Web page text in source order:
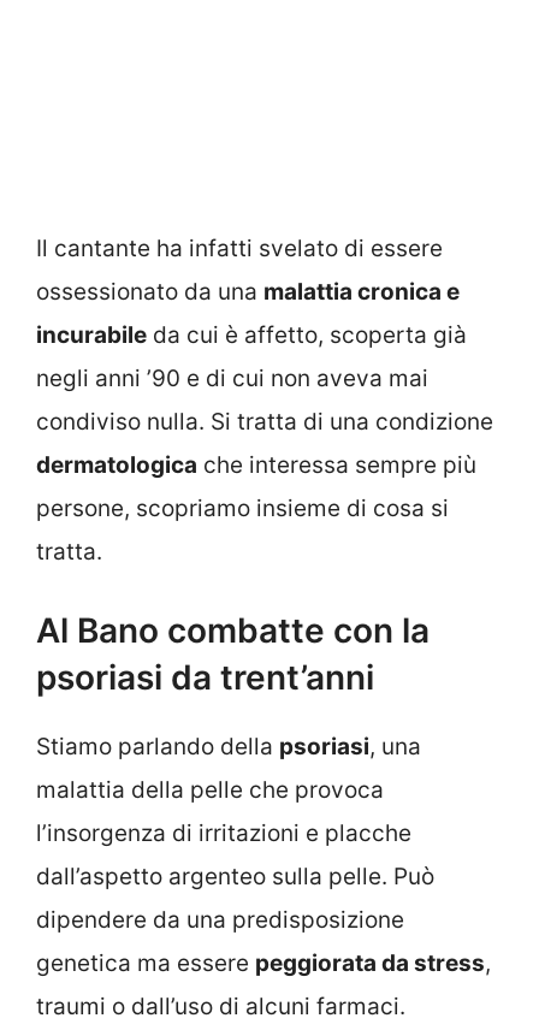
Il cantante ha infatti svelato di essere
ossessionato da una malattia cronica e
incurabile da cui è affetto, scoperta già
negli anni ’90 e di cui non aveva mai
condiviso nulla. Si tratta di una condizione
dermatologica che interessa sempre più
persone, scopriamo insieme di cosa si
tratta.
Al Bano combatte con la
psoriasi da trent’anni
Stiamo parlando della psoriasi, una
malattia della pelle che provoca
l’insorgenza di irritazioni e placche
dall’aspetto argenteo sulla pelle. Può
dipendere da una predisposizione
genetica ma essere peggiorata da stress,
traumi o dall’uso di alcuni farmaci.